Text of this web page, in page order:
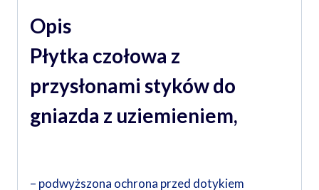
Opis
Płytka czołowa z
przysłonami styków do
gniazda z uziemieniem,
– podwyższona ochrona przed dotykiem